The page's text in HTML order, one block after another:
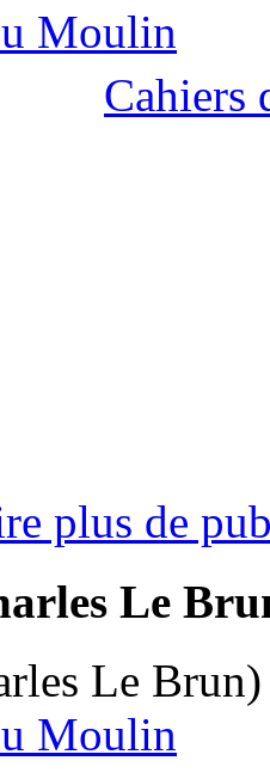
Moulin
Cahiers
plus de
Le
Le Brun)
Moulin